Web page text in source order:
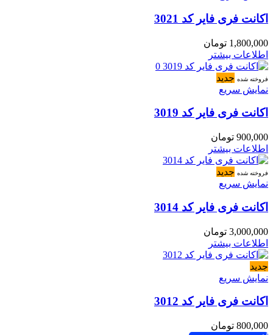
اکانت فری فایر کد 3021
1,800,000 تومان
اطلاعات بیشتر
فروخته شده جدید
نمایش سریع
اکانت فری فایر کد 3019
900,000 تومان
اطلاعات بیشتر
فروخته شده جدید
نمایش سریع
اکانت فری فایر کد 3014
3,000,000 تومان
اطلاعات بیشتر
جدید
نمایش سریع
اکانت فری فایر کد 3012
800,000 تومان